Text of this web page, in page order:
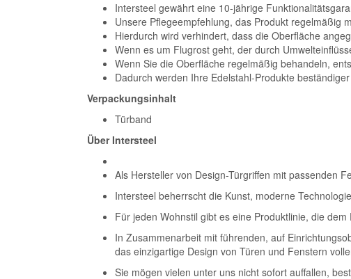
Intersteel gewährt eine 10-jährige
Unsere Pflegeempfehlung, das Produkt regelmäßig
Hierdurch wird verhindert, dass die Oberfläche
Wenn es um Flugrost geht, der durch
Wenn Sie die Oberfläche regelmäßig behandeln,
Dadurch werden Ihre Edelstahl-Produkte
Verpackungsinhalt
Türband
Über Intersteel
Als Hersteller von Design-Türgriffen mit passenden
Intersteel beherrscht die Kunst, moderne
Für jeden Wohnstil gibt es eine Produktlinie, die
In Zusammenarbeit mit führenden, auf
das einzigartige Design von Türen und Fenstern
Sie mögen vielen unter uns nicht sofort auffallen,